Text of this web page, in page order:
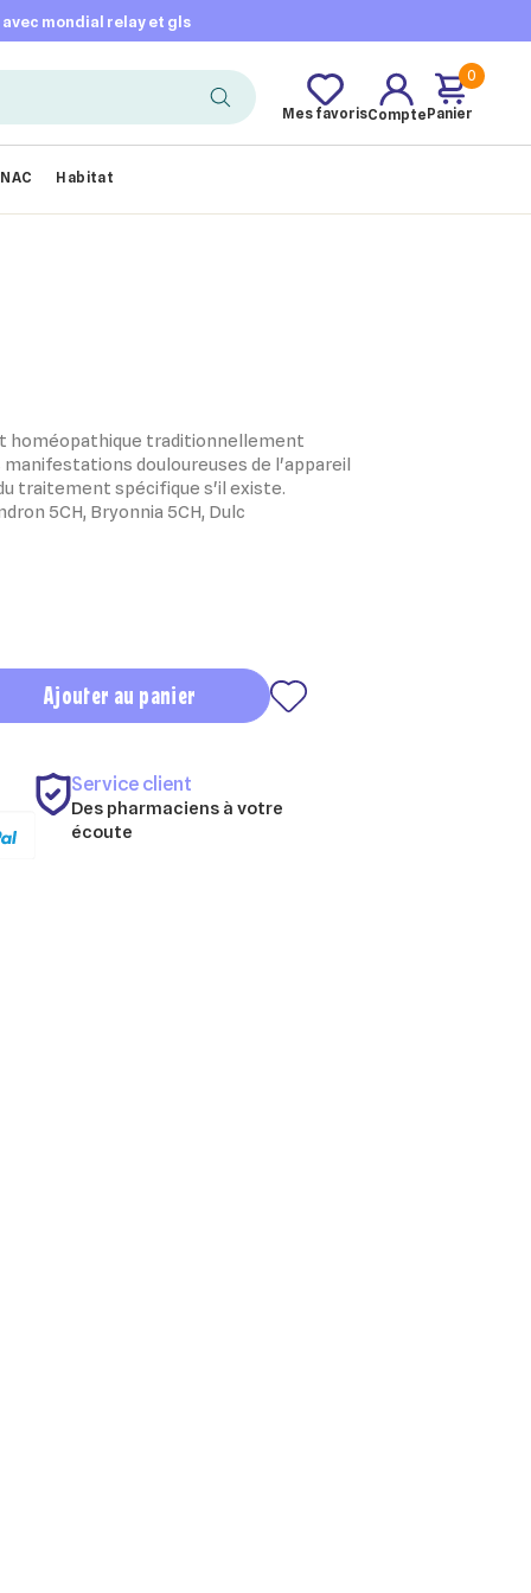
mondial relay et gls
Mes favorisCompte
0
Panier
NAC Habitat
homéopathique traditionnellement
douloureuses de l'appareil
traitement spécifique s'il existe.
5CH, Bryonnia 5CH, Dulc
Ajouter au panier
Service client
Des pharmaciens à votre
écoute